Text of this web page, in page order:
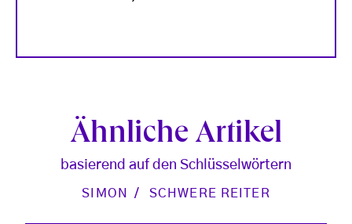
Ähnliche Artikel
basierend auf den Schlüsselwörtern
SIMON SCHWERE REITER